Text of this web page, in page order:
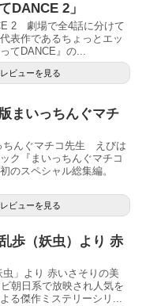
DANCE 2」
2 劇場で全4話に分けて
表作であるちょっとエッ
てDANCE』の...
ビューを見る
まいっちんぐマチ
ちんぐマチコ先生 えびは
ク『まいっちんぐマチコ
のスペシャル総集編。
ビューを見る
歩（妖虫）より 赤
」より 赤いさそりの美
朝日系で放映され人気を
る傑作ミステリーシリ...